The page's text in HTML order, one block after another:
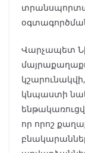
Վարչապետ
կնպաստի
որ որոշ